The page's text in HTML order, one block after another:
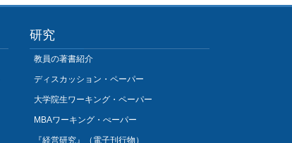
研究
教員の著書紹介
ディスカッション・ペーパー
大学院生ワーキング・ペーパー
MBAワーキング・ぺーパー
『経営研究』（電子刊行物）